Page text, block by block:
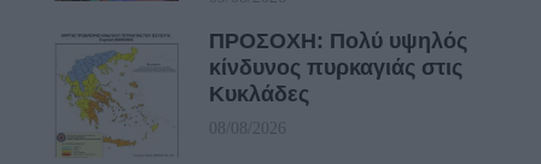
ΠΡΟΣΟΧΗ: Πολύ υψηλός
κίνδυνος πυρκαγιάς στις
Κυκλάδες
08/08/2026